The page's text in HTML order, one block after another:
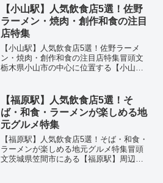
ン、定食、オーガニック料理、パスタな
どジャンルも豊富で、ランチ...
【小山駅】人気飲食店5選！佐野
ラーメン・焼肉・創作和食の注目
店特集
【小山駅】人気飲食店5選！佐野ラーメ
ン・焼肉・創作和食の注目店特集冒頭文
栃木県小山市の中心に位置する【小山
なジャンルの飲食店が集まっています。
駅から徒歩圏内に話題の名店...
【福原駅】人気飲食店5選！そ
ば・和食・ラーメンが楽しめる地
元グルメ特集
【福原駅】人気飲食店5選！そば・和食・
ラーメンが楽しめる地元グルメ特集冒頭
文茨城県笠間市にある【福原駅】周辺に